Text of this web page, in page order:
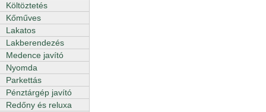
Költöztetés
Kőműves
Lakatos
Lakberendezés
Medence javító
Nyomda
Parkettás
Pénztárgép javító
Redőny és reluxa